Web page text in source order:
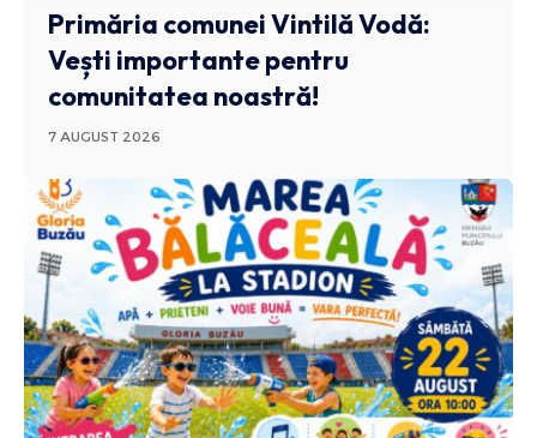
Primăria comunei Vintilă Vodă:
Vești importante pentru
comunitatea noastră!
7 AUGUST 2026